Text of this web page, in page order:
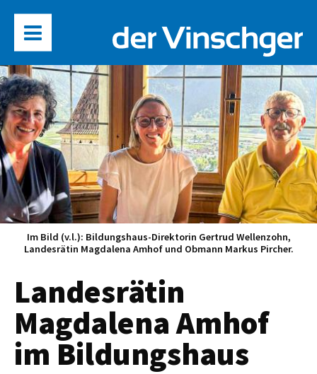
Im Bild (v.l.): Bildungshaus-Direktorin Gertrud Wellenzohn,
Landesrätin Magdalena Amhof und Obmann Markus Pircher.
Landesrätin
Magdalena Amhof
im Bildungshaus